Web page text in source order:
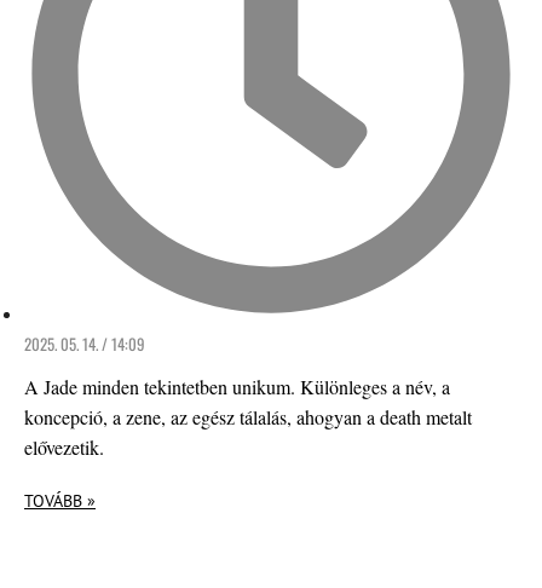
2025. 05. 14. / 14:09
A Jade minden tekintetben unikum. Különleges a név, a
koncepció, a zene, az egész tálalás, ahogyan a death metalt
elővezetik.
TOVÁBB »